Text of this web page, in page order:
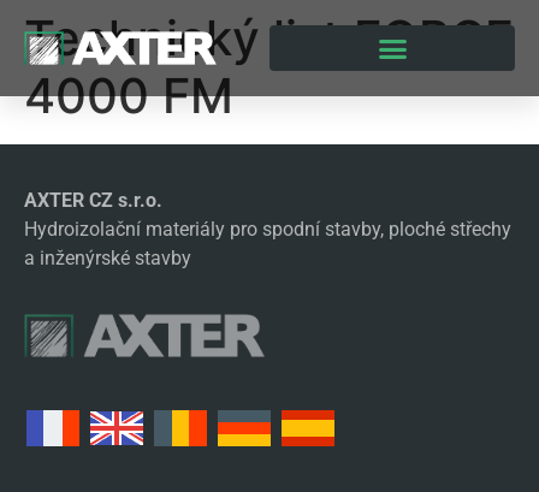
Technický list FORCE
4000 FM
AXTER CZ s.r.o.
Hydroizolační materiály pro spodní stavby, ploché střechy
a inženýrské stavby